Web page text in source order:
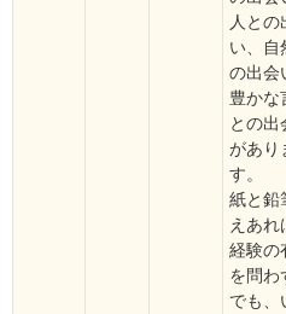
人との
い、自
の出会
豊かな
との出
があり
す。
紙と鉛
えあれ
経験の
を問わ
でも、